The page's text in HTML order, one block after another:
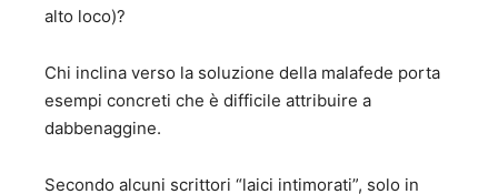
alto loco)?
Chi inclina verso la soluzione della malafede porta
esempi concreti che è difficile attribuire a
dabbenaggine.
Secondo alcuni scrittori “laici intimorati”, solo in